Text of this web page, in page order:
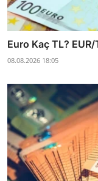
Euro Kaç TL?
08.08.2026 18:05